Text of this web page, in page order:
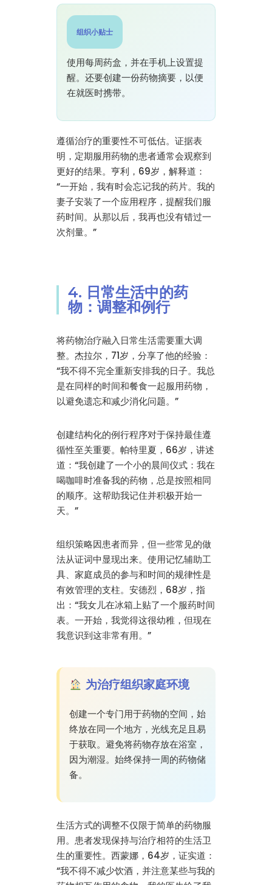
组织小贴士
使用每周药盒，并在手机上设置提
醒。还要创建一份药物摘要，以便
在就医时携带。
遵循治疗的重要性不可低估。证据表
明，定期服用药物的患者通常会观察到
更好的结果。亨利，69岁，解释道：
“一开始，我有时会忘记我的药片。我的
妻子安装了一个应用程序，提醒我们服
药时间。从那以后，我再也没有错过一
次剂量。”
4. 日常生活中的药
物：调整和例行
将药物治疗融入日常生活需要重大调
整。杰拉尔，71岁，分享了他的经验：
“我不得不完全重新安排我的日子。我总
是在同样的时间和餐食一起服用药物，
以避免遗忘和减少消化问题。”
创建结构化的例行程序对于保持最佳遵
循性至关重要。帕特里夏，66岁，讲述
道：“我创建了一个小的晨间仪式：我在
喝咖啡时准备我的药物，总是按照相同
的顺序。这帮助我记住并积极开始一
天。”
组织策略因患者而异，但一些常见的做
法从证词中显现出来。使用记忆辅助工
具、家庭成员的参与和时间的规律性是
有效管理的支柱。安德烈，68岁，指
出：“我女儿在冰箱上贴了一个服药时间
表。一开始，我觉得这很幼稚，但现在
我意识到这非常有用。”
为治疗组织家庭环境
创建一个专门用于药物的空间，始
终放在同一个地方，光线充足且易
于获取。避免将药物存放在浴室，
因为潮湿。始终保持一周的药物储
备。
生活方式的调整不仅限于简单的药物服
用。患者发现保持与治疗相符的生活卫
生的重要性。西蒙娜，64岁，证实道：
“我不得不减少饮酒，并注意某些与我的